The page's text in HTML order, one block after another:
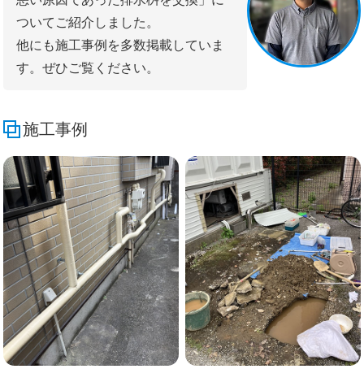
ついてご紹介しました。
他にも施工事例を多数掲載していま
す。ぜひご覧ください。
施工事例